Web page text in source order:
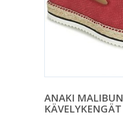
ANAKI MALIBUN
KÄVELYKENGÄT